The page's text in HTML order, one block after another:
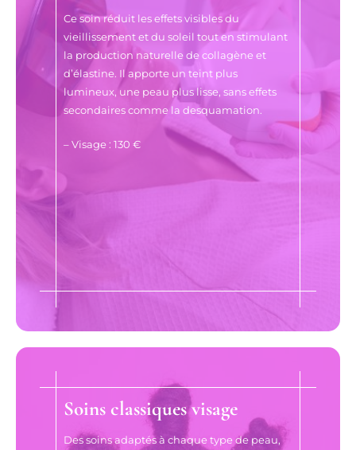
Ce soin réduit les effets visibles du
vieillissement et du soleil tout en stimulant
la production naturelle de collagène et
d’élastine. Il apporte un teint plus
lumineux, une peau plus lisse, sans effets
secondaires comme la desquamation.
– Visage : 130 €
Soins classiques visage
Des soins adaptés à chaque type de peau,